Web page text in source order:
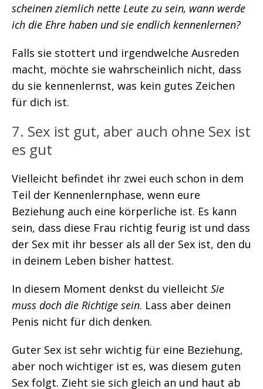
scheinen ziemlich nette Leute zu sein, wann werde
ich die Ehre haben und sie endlich kennenlernen?
Falls sie stottert und irgendwelche Ausreden
macht, möchte sie wahrscheinlich nicht, dass
du sie kennenlernst, was kein gutes Zeichen
für dich ist.
7. Sex ist gut, aber auch ohne Sex ist
es gut
Vielleicht befindet ihr zwei euch schon in dem
Teil der Kennenlernphase, wenn eure
Beziehung auch eine körperliche ist. Es kann
sein, dass diese Frau richtig feurig ist und dass
der Sex mit ihr besser als all der Sex ist, den du
in deinem Leben bisher hattest.
In diesem Moment denkst du vielleicht Sie
muss doch die Richtige sein. Lass aber deinen
Penis nicht für dich denken.
Guter Sex ist sehr wichtig für eine Beziehung,
aber noch wichtiger ist es, was diesem guten
Sex folgt. Zieht sie sich gleich an und haut ab